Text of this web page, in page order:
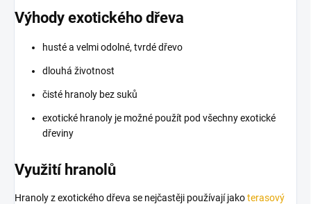
Výhody exotického dřeva
husté a velmi odolné, tvrdé dřevo
dlouhá životnost
čisté hranoly bez suků
exotické hranoly je možné použít pod všechny exotické
dřeviny
Využití hranolů
Hranoly z exotického dřeva se nejčastěji používají jakoterasový